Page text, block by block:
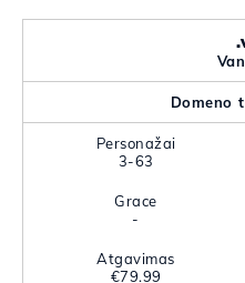
Domeno
Personažai
3-63
Grace
-
Atgavimas
€79.99